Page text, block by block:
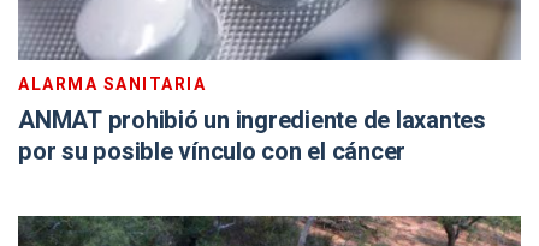
ALARMA SANITARIA
ANMAT prohibió un ingrediente de laxantes
por su posible vínculo con el cáncer